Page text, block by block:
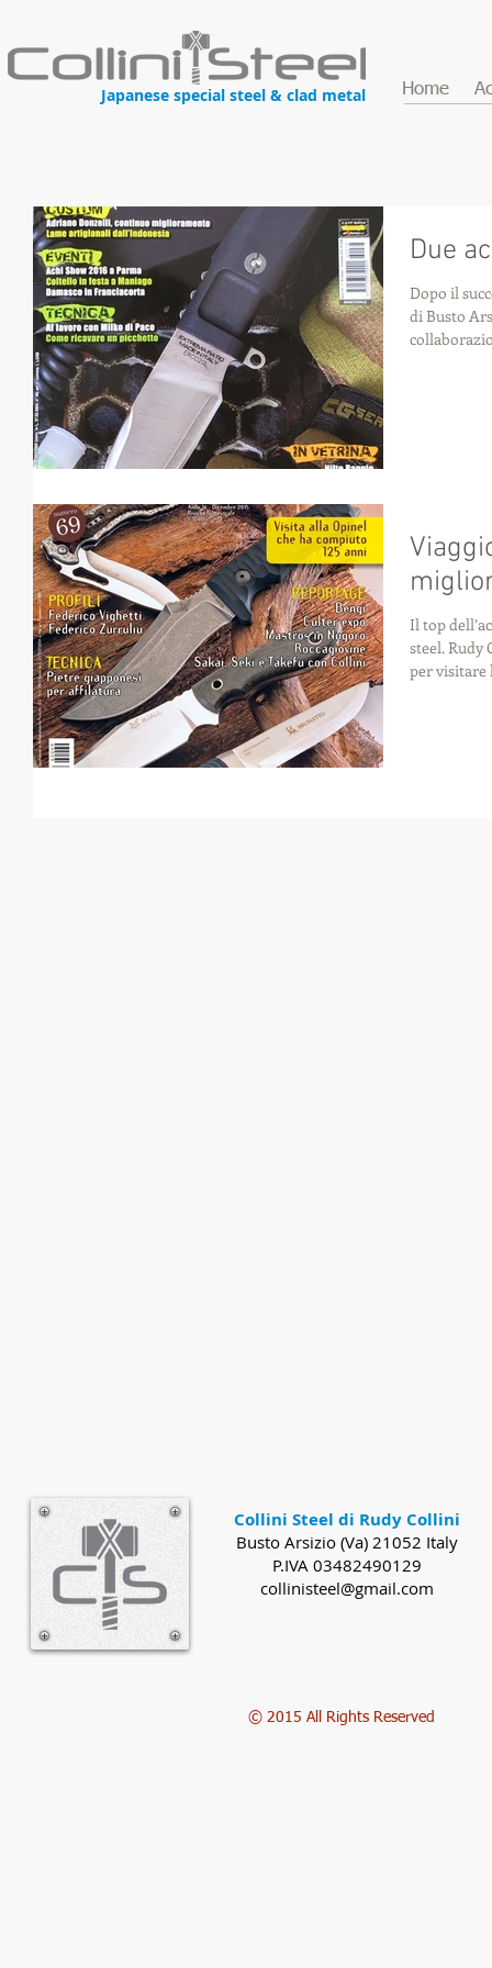
Japanese special steel & clad metal Home
Due
Dopo il
di Busto
Il top
steel. Rudy
per visitare
Collini Steel di Rudy Collini
Busto Arsizio (Va) 21052 Italy
P.IVA 03482490129
collinisteel@gmail.com
© 2015 All Rights Reserved